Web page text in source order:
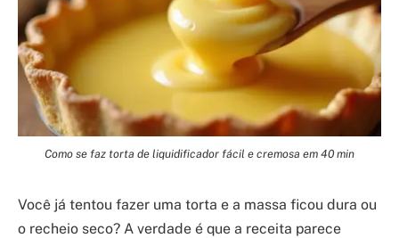
Como se faz torta de liquidificador fácil e cremosa em 40 min
Você já tentou fazer uma torta e a massa ficou dura ou
o recheio seco? A verdade é que a receita parece